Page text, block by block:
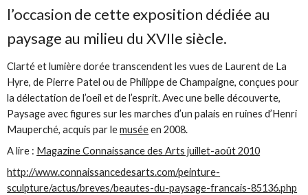
l’occasion de cette exposition dédiée au
paysage au milieu du XVIIe siècle.
Clarté et lumière dorée transcendent les vues de Laurent de La
Hyre, de Pierre Patel ou de Philippe de Champaigne, conçues pour
la délectation de l’oeil et de l’esprit. Avec une belle découverte,
Paysage avec figures sur les marches d’un palais en ruines d’Henri
Mauperché, acquis par lemuséeen 2008.
A lire : Magazine Connaissance des Arts juillet-août 2010
http://www.connaissancedesarts.com/peinture-
sculpture/actus/breves/beautes-du-paysage-francais-85136.php